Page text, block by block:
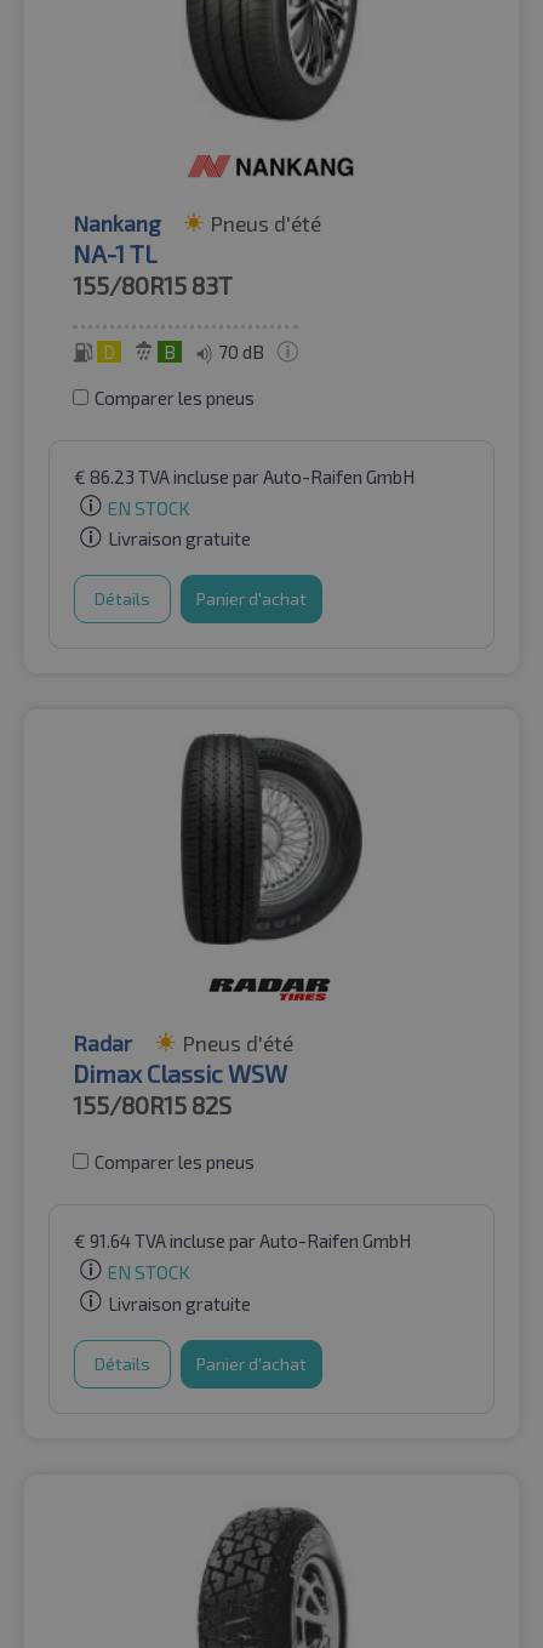
Nankang Pneus d'été
NA-1 TL
155/80R15 83T
D B 70 dB
Comparer les pneus
€ 86.23 TVA incluse par Auto-Raifen GmbH
EN STOCK
Livraison gratuite
Détails Panier d'achat
Radar Pneus d'été
Dimax Classic WSW
155/80R15 82S
Comparer les pneus
€ 91.64TVA incluse par Auto-Raifen GmbH
EN STOCK
Livraison gratuite
Détails Panier d'achat